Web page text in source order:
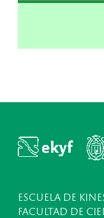
ESCUELA DE
FACULTAD DE